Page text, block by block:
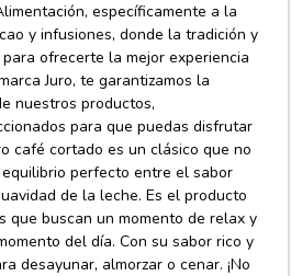
específicamente a la
y infusiones, donde la tradición y
ofrecerte la mejor experiencia
Juro, te garantizamos la
nuestros productos,
para que puedas disfrutar
café cortado es un clásico que no
perfecto entre el sabor
de la leche. Es el producto
que buscan un momento de relax y
del día. Con su sabor rico y
desayunar, almorzar o cenar. ¡No